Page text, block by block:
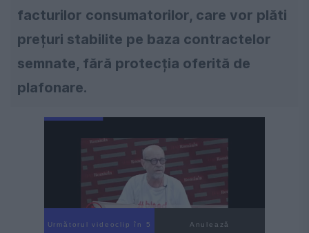
facturilor consumatorilor, care vor plăti
prețuri stabilite pe baza contractelor
semnate, fără protecția oferită de
plafonare.
Următorul videoclip în 3 Anulează